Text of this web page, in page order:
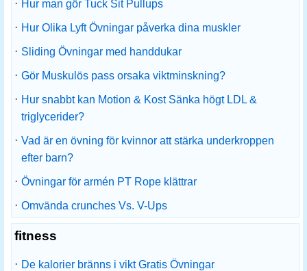
· Hur man gör Tuck Sit Pullups
· Hur Olika Lyft Övningar påverka dina muskler
· Sliding Övningar med handdukar
· Gör Muskulös pass orsaka viktminskning?
· Hur snabbt kan Motion & Kost Sänka högt LDL &
triglycerider?
· Vad är en övning för kvinnor att stärka underkroppen
efter barn?
· Övningar för armén PT Rope klättrar
· Omvända crunches Vs. V-Ups
fitness
· De kalorier bränns i vikt Gratis Övningar